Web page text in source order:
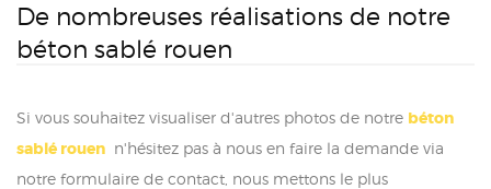
De nombreuses réalisations de notre
béton sablé rouen
Si vous souhaitez visualiser d'autres photos de notre béton
sablé rouen n'hésitez pas à nous en faire la demande via
notre formulaire de contact, nous mettons le plus